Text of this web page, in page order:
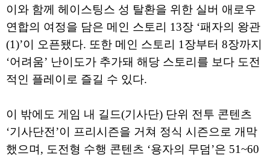
이와 함께 헤이스팅스 성 탈환을 위한 실버 애로우
연합의 여정을 담은 메인 스토리 13장 ‘패자의 왕관
(1)’이 오픈됐다. 또한 메인 스토리 1장부터 8장까지
‘어려움’ 난이도가 추가돼 해당 스토리를 보다 도전
적인 플레이로 즐길 수 있다.
이 밖에도 게임 내 길드(기사단) 단위 전투 콘텐츠
‘기사단전’이 프리시즌을 거쳐 정식 시즌으로 개막
했으며, 도전형 수행 콘텐츠 ‘용자의 무덤’은 51~60